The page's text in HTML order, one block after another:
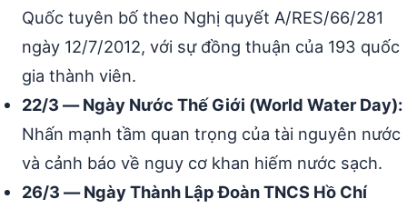
Quốc tuyên bố theo Nghị quyết A/RES/66/281
ngày 12/7/2012, với sự đồng thuận của 193 quốc
gia thành viên.
22/3 — Ngày Nước Thế Giới (World Water Day):
Nhấn mạnh tầm quan trọng của tài nguyên nước
và cảnh báo về nguy cơ khan hiếm nước sạch.
26/3 — Ngày Thành Lập Đoàn TNCS Hồ Chí